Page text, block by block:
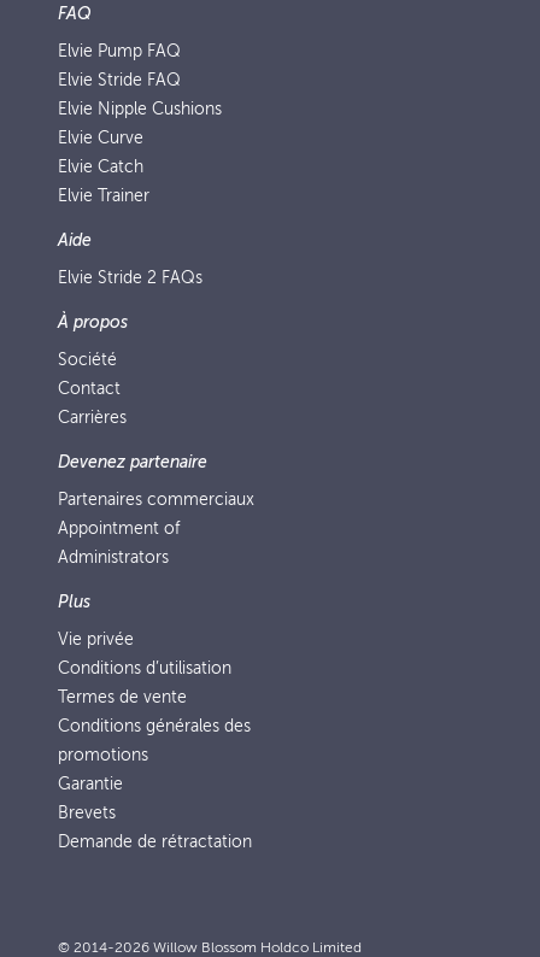
FAQ
Elvie Pump FAQ
Elvie Stride FAQ
Elvie Nipple Cushions
Elvie Curve
Elvie Catch
Elvie Trainer
Aide
Elvie Stride 2 FAQs
À propos
Société
Contact
Carrières
Devenez partenaire
Partenaires commerciaux
Appointment of
Administrators
Plus
Vie privée
Conditions d’utilisation
Termes de vente
Conditions générales des
promotions
Garantie
Brevets
Demande de rétractation
© 2014-2026 Willow Blossom Holdco Limited